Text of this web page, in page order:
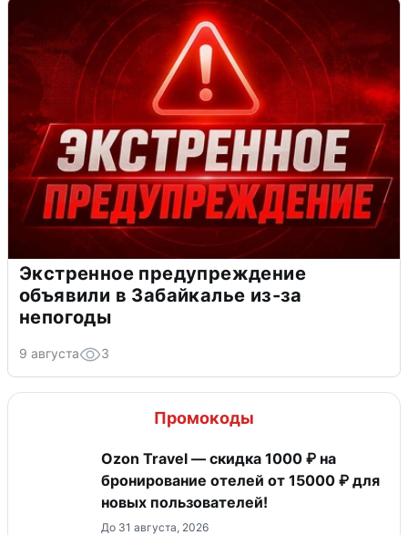
Экстренное предупреждение
объявили в Забайкалье из-за
непогоды
9 августа 3
Промокоды
Ozon Travel — скидка 1000 ₽ на
бронирование отелей от 15000 ₽ для
новых пользователей!
До 31 августа, 2026